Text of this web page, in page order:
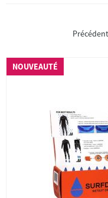
NOUVEAUTÉ